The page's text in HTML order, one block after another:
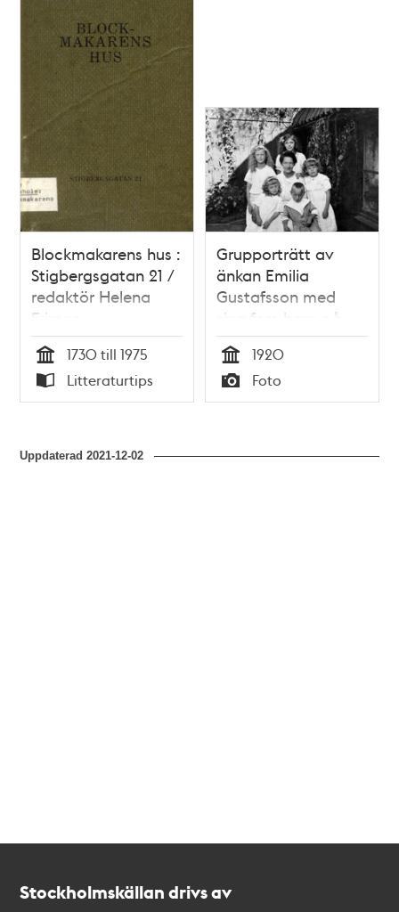
teman
Blockmakarens hus :
Stigbergsgatan 21 /
redaktör Helena
Friman
Tid
1730 till 1975
Typ
Litteraturtips
Grupporträtt av
änkan Emilia
Gustafsson med
sina fem barn på
gården till
Stigbergsgatan 21.
Tid
1920
Typ
Foto
Uppdaterad2021-12-02
Stockholmskällan drivs av